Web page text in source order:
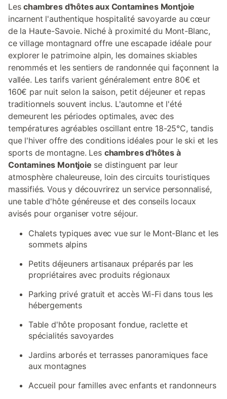
Leschambres d'hôtes aux Contamines Montjoie
incarnent l'authentique hospitalité savoyarde au cœur
de la Haute-Savoie. Niché à proximité du Mont-Blanc,
ce village montagnard offre une escapade idéale pour
explorer le patrimoine alpin, les domaines skiables
renommés et les sentiers de randonnée qui façonnent la
vallée. Les tarifs varient généralement entre 80€ et
160€ par nuit selon la saison, petit déjeuner et repas
traditionnels souvent inclus. L'automne et l'été
demeurent les périodes optimales, avec des
températures agréables oscillant entre 18-25°C, tandis
que l'hiver offre des conditions idéales pour le ski et les
sports de montagne. Les chambres d'hôtes à
Contamines Montjoie se distinguent par leur
atmosphère chaleureuse, loin des circuits touristiques
massifiés. Vous y découvrirez un service personnalisé,
une table d'hôte généreuse et des conseils locaux
avisés pour organiser votre séjour.
Chalets typiques avec vue sur le Mont-Blanc et les
sommets alpins
Petits déjeuners artisanaux préparés par les
propriétaires avec produits régionaux
Parking privé gratuit et accès Wi-Fi dans tous les
hébergements
Table d'hôte proposant fondue, raclette et
spécialités savoyardes
Jardins arborés et terrasses panoramiques face
aux montagnes
Accueil pour familles avec enfants et randonneurs